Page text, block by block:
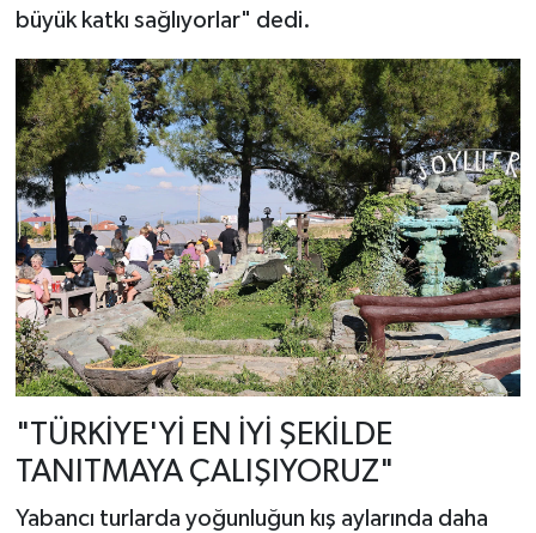
büyük katkı sağlıyorlar" dedi.
"TÜRKİYE'Yİ EN İYİ ŞEKİLDE
TANITMAYA ÇALIŞIYORUZ"
Yabancı turlarda yoğunluğun kış aylarında daha